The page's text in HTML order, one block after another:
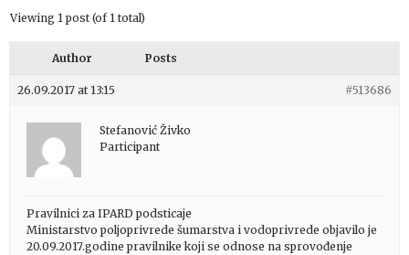
Viewing 1 post (of 1 total)
Author Posts
26.09.2017 at 13:15 #513686
Stefanović Živko
Participant
Pravilnici za IPARD podsticaje
Ministarstvo poljoprivrede šumarstva i vodoprivrede objavilo je
20.09.2017.godine pravilnike koji se odnose na sprovođenje